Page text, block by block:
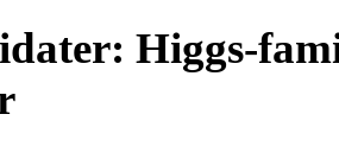
Higgs-